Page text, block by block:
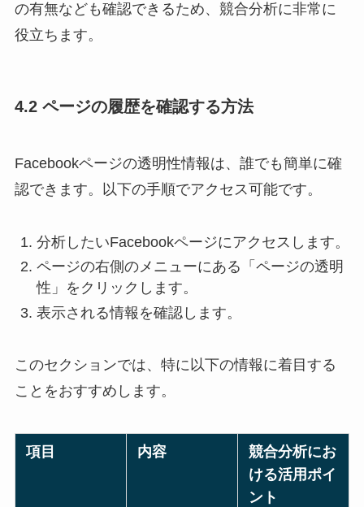
の有無なども確認できるため、競合分析に非常に
役立ちます。
4.2 ページの履歴を確認する方法
Facebookページの透明性情報は、誰でも簡単に確
認できます。以下の手順でアクセス可能です。
分析したいFacebookページにアクセスします。
ページの右側のメニューにある「ページの透明
性」をクリックします。
表示される情報を確認します。
このセクションでは、特に以下の情報に着目する
ことをおすすめします。
項目 内容
競合分析にお
ける活用ポイ
ント